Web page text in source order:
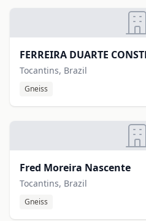
FERREIRA DUARTE
Tocantins, Brazil
Gneiss
Fred Moreira Nascente
Tocantins, Brazil
Gneiss